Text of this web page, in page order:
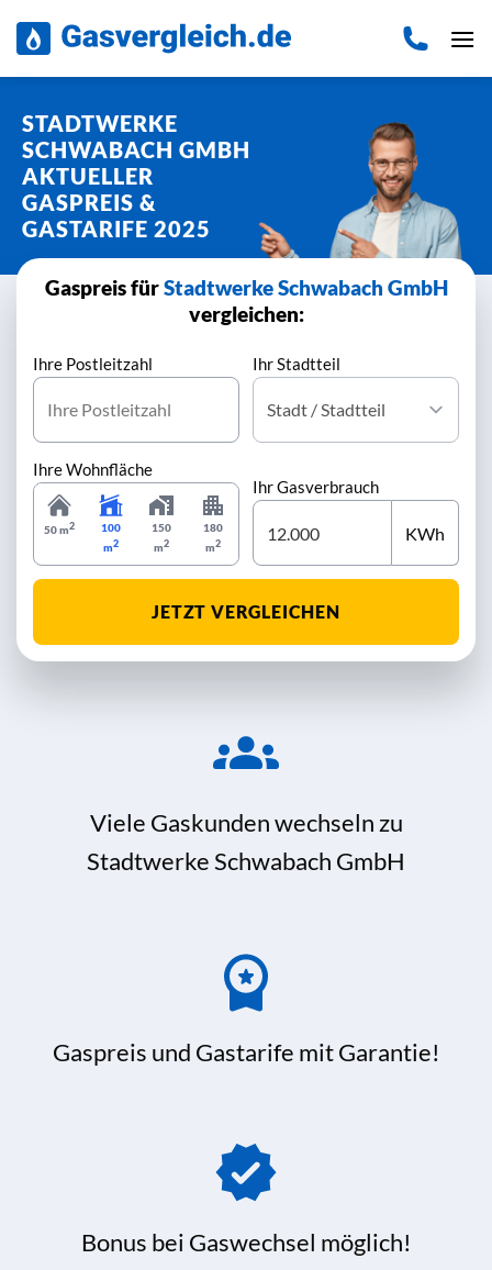
Inhalt
STADTWERKE
SCHWABACH GMBH
AKTUELLER
GASPREIS &
GASTARIFE 2025
Gaspreis fürStadtwerke Schwabach GmbH
vergleichen:
Ihre Postleitzahl Ihr Stadtteil
Ihre Wohnfläche
50 m2
100
m2
150
m2
180
m2
Ihr Gasverbrauch
KWh
JETZT VERGLEICHEN
Viele Gaskunden wechseln zu
Stadtwerke Schwabach GmbH
Gaspreis und Gastarife mit Garantie!
Bonus bei Gaswechsel möglich!